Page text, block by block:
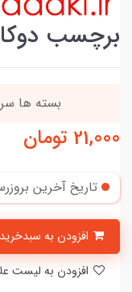
برچسب دوکاتی
بسته ها
21,000 تومان
تاریخ آخرین